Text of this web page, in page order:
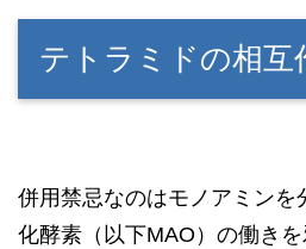
テトラミドの相互
併用禁忌なのはモノアミンを
化酵素（以下MAO）の働き